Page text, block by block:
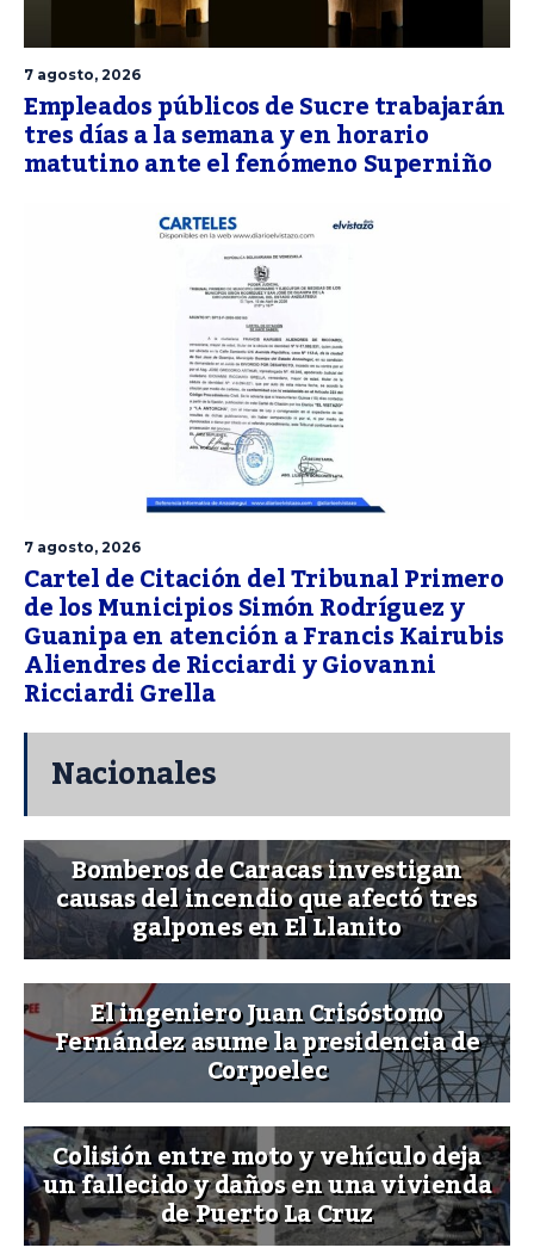
7 agosto, 2026
Empleados públicos de Sucre trabajarán
tres días a la semana y en horario
matutino ante el fenómeno Superniño
7 agosto, 2026
Cartel de Citación del Tribunal Primero
de los Municipios Simón Rodríguez y
Guanipa en atención a Francis Kairubis
Aliendres de Ricciardi y Giovanni
Ricciardi Grella
Nacionales
Bomberos de Caracas investigan
causas del incendio que afectó tres
galpones en El Llanito
El ingeniero Juan Crisóstomo
Fernández asume la presidencia de
Corpoelec
Colisión entre moto y vehículo deja
un fallecido y daños en una vivienda
de Puerto La Cruz